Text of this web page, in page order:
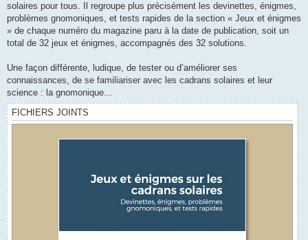
solaires pour tous. Il regroupe plus précisément les devinettes, énigmes,
problèmes gnomoniques, et tests rapides de la section « Jeux et énigmes
» de chaque numéro du magazine paru à la date de publication, soit un
total de 32 jeux et énigmes, accompagnés des 32 solutions.
Une façon différente, ludique, de tester ou d’améliorer ses
connaissances, de se familiariser avec les cadrans solaires et leur
science : la gnomonique…
FICHIERS JOINTS